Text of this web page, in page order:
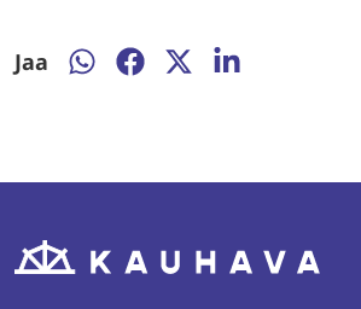
Jaa
Jaa
Jaa
Jaa
Jaa